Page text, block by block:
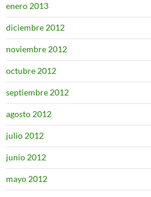
enero 2013
diciembre 2012
noviembre 2012
octubre 2012
septiembre 2012
agosto 2012
julio 2012
junio 2012
mayo 2012